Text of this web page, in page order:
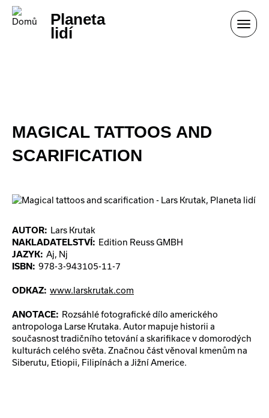
Přejít k hlavnímu obsahu
Planeta
lidí
MAGICAL TATTOOS AND
SCARIFICATION
AUTOR: Lars Krutak
NAKLADATELSTVÍ: Edition Reuss GMBH
JAZYK: Aj, Nj
ISBN: 978-3-943105-11-7
ODKAZ: www.larskrutak.com
ANOTACE: Rozsáhlé fotografické dílo amerického
antropologa Larse Krutaka. Autor mapuje historii a
současnost tradičního tetování a skarifikace v domorodých
kulturách celého světa. Značnou část věnoval kmenům na
Siberutu, Etiopii, Filipínách a Jižní Americe.